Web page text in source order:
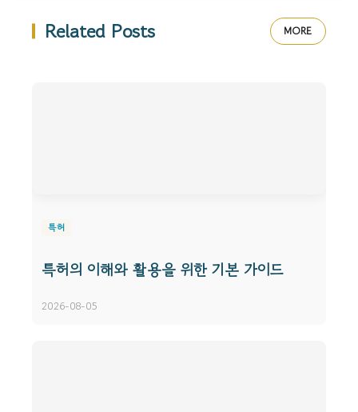
Related Posts MORE
특허
특허의 이해와 활용을 위한 기본 가이드
2026-08-05